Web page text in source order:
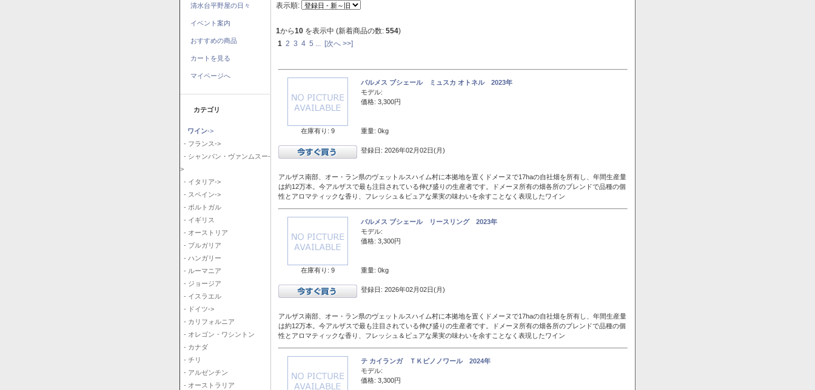
清水台平野屋の日々
イベント案内
おすすめの商品
カートを見る
マイページへ
カテゴリ
ワイン->
- フランス->
- シャンパン・ヴァンムスー-
>
- イタリア->
- スペイン->
- ポルトガル
- イギリス
- オーストリア
- ブルガリア
- ハンガリー
- ルーマニア
- ジョージア
- イスラエル
- ドイツ->
- カリフォルニア
- オレゴン・ワシントン
- カナダ
- チリ
- アルゼンチン
- オーストラリア
表示順:
1から10 を表示中 (新着商品の数: 554)
1 2 3 4 5 [次へ >>]
在庫有り: 9
バルメス ブシェール ミュスカ オトネル 2023年
モデル:
価格: 3,300円
重量: 0kg
登録日: 2026年02月02日(月)
アルザス南部、オー・ラン県のヴェットルスハイム村に本拠地を置くドメーヌで17haの自社畑を所有し、年間生産量
は約12万本。今アルザスで最も注目されている伸び盛りの生産者です。ドメーヌ所有の畑各所のブレンドで品種の個
性とアロマティックな香り、フレッシュ＆ピュアな果実の味わいを余すことなく表現したワイン
在庫有り: 9
バルメス ブシェール リースリング 2023年
モデル:
価格: 3,300円
重量: 0kg
登録日: 2026年02月02日(月)
アルザス南部、オー・ラン県のヴェットルスハイム村に本拠地を置くドメーヌで17haの自社畑を所有し、年間生産量
は約12万本。今アルザスで最も注目されている伸び盛りの生産者です。ドメーヌ所有の畑各所のブレンドで品種の個
性とアロマティックな香り、フレッシュ＆ピュアな果実の味わいを余すことなく表現したワイン
テ カイランガ ＴＫピノノワール 2024年
モデル:
価格: 3,300円